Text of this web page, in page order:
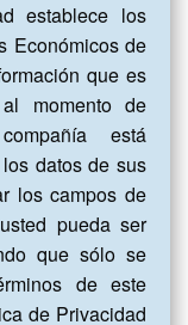
establece los
Económicos de
que es
momento de
está
datos de sus
los campos de
pueda ser
que sólo se
de este
de Privacidad